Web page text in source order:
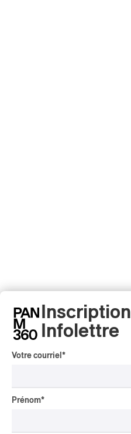
FACEBOOK:
Inscription
Infolettre
Votre courriel *
Prénom*